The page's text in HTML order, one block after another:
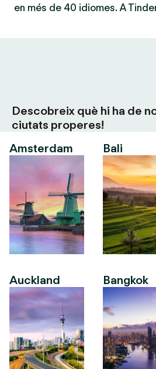
en més de 40 idiomes. A
Descobreix què hi ha de
ciutats properes!
Amsterdam
Auckland
Bali
Bangkok